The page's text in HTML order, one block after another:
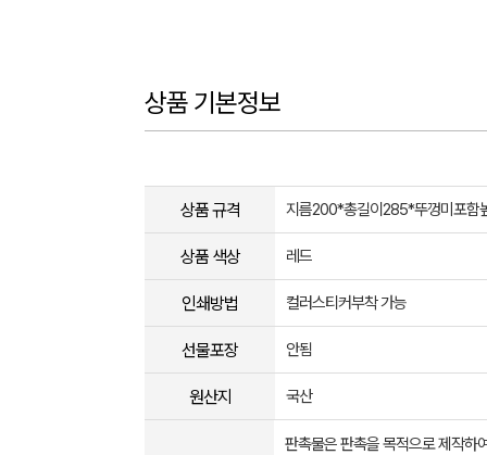
상품 기본정보
상품 규격 지름200*총길이285*뚜껑미포함
상품 색상 레드
인쇄방법 컬러스티커부착 가능
선물포장 안됨
원산지 국산
판촉물은 판촉을 목적으로 제작하